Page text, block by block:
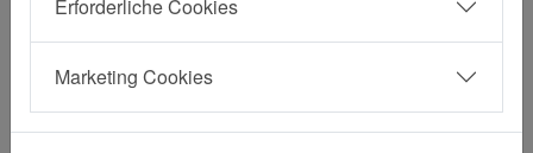
Philippusstift, Essen (Borbeck)
St. Elisabeth-Krankenhaus, Hattingen (Niederwenigern)
St. Josef-Krankenhaus, Essen (Kupferdreh)
Erforderliche Cookies
Marketing Cookies